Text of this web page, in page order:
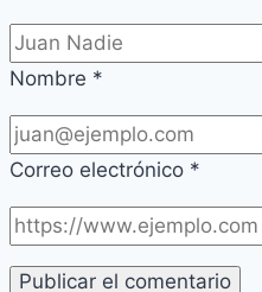
Nombre *
Correo electrónico *